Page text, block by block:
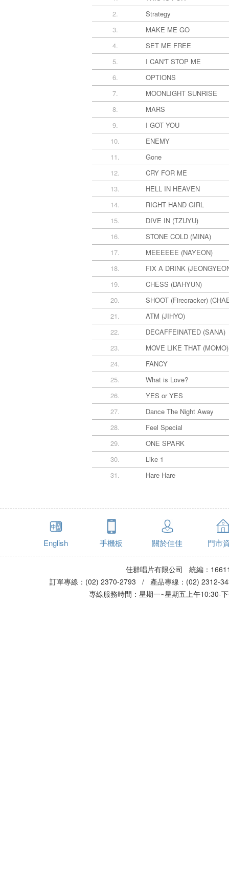
2.
Strategy
3.
MAKE ME GO
4.
SET ME FREE
5.
I CAN'T STOP ME
6.
OPTIONS
7.
MOONLIGHT SUNRISE
8.
MARS
9.
I GOT YOU
10.
ENEMY
11.
Gone
12.
CRY FOR ME
13.
HELL IN HEAVEN
14.
RIGHT HAND GIRL
15.
DIVE IN (TZUYU)
16.
STONE COLD (MINA)
17.
MEEEEEE (NAYEON)
18.
FIX A DRINK
19.
CHESS (DAHYUN)
20.
SHOOT (Firecracker)
21.
ATM (JIHYO)
22.
DECAFFEINATED (SANA)
23.
MOVE LIKE THAT (MOMO)
24.
FANCY
25.
What is Love?
26.
YES or YES
27.
Dance The Night Away
28.
Feel Special
29.
ONE SPARK
30.
Like 1
31.
Hare Hare
English 手機板 關於佳佳 門市
佳群唱片有限公司 統編：
訂單專線：(02) 2370-2793 / 產品專線：(02)
專線服務時間：星期一~星期五上午10:30-